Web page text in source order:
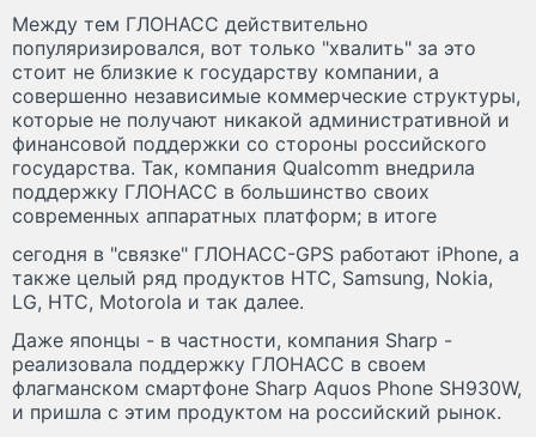
Между тем ГЛОНАСС действительно
популяризировался, вот только "хвалить" за это
стоит не близкие к государству компании, а
совершенно независимые коммерческие структуры,
которые не получают никакой административной и
финансовой поддержки со стороны российского
государства. Так, компания Qualcomm внедрила
поддержку ГЛОНАСС в большинство своих
современных аппаратных платформ; в итоге
сегодня в "связке" ГЛОНАСС-GPS работают iPhone, а
также целый ряд продуктов HTC, Samsung, Nokia,
LG, HTC, Motorola и так далее.
Даже японцы - в частности, компания Sharp -
реализовала поддержку ГЛОНАСС в своем
флагманском смартфоне Sharp Aquos Phone SH930W,
и пришла с этим продуктом на российский рынок.